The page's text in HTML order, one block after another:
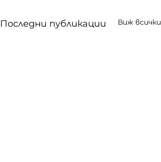
Последни публикации Виж всички